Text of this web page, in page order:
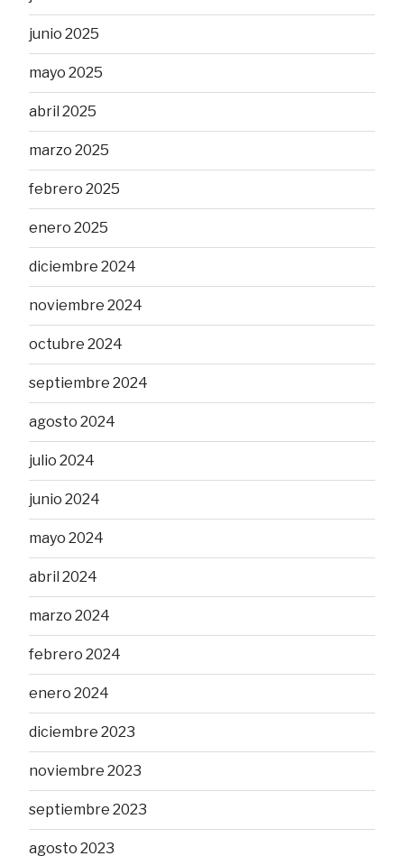
junio 2025
mayo 2025
abril 2025
marzo 2025
febrero 2025
enero 2025
diciembre 2024
noviembre 2024
octubre 2024
septiembre 2024
agosto 2024
julio 2024
junio 2024
mayo 2024
abril 2024
marzo 2024
febrero 2024
enero 2024
diciembre 2023
noviembre 2023
septiembre 2023
agosto 2023